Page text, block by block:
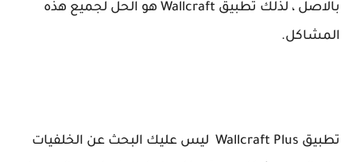
بالاصل ، لذلك تطبيق Wallcraft هو الحل لجميع هذه
المشاكل.
تطبيق Wallcraft Plus ليس عليك البحث عن الخلفيات